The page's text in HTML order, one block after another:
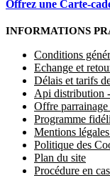
Offrez une Carte-
INFORMATIONS
Conditions
Echange et
Délais et tarifs
Api distribution
Offre
Programme
Mentions
Politique des
Plan du site
Procédure en